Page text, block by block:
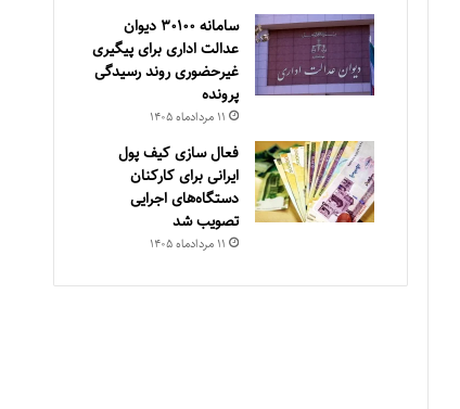
سامانه ۳۰۱۰۰ دیوان
عدالت اداری برای پیگیری
غیرحضوری روند رسیدگی
پرونده
۱۱ مرداد‌ماه ۱۴۰۵
فعال سازی کیف پول
ایرانی برای کارکنان
دستگاه‌های اجرایی
تصویب شد
۱۱ مرداد‌ماه ۱۴۰۵